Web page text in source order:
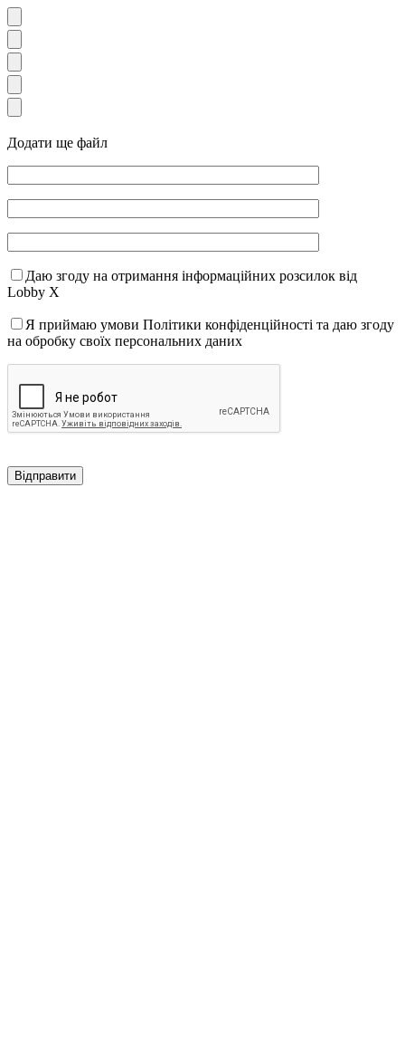
Додати ще файл
Даю згоду на отримання інформаційних розсилок від
Lobby X
Я приймаю умови Політики конфіденційності та даю згоду
на обробку своїх персональних даних